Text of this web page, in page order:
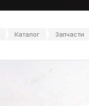
Каталог Запчасти